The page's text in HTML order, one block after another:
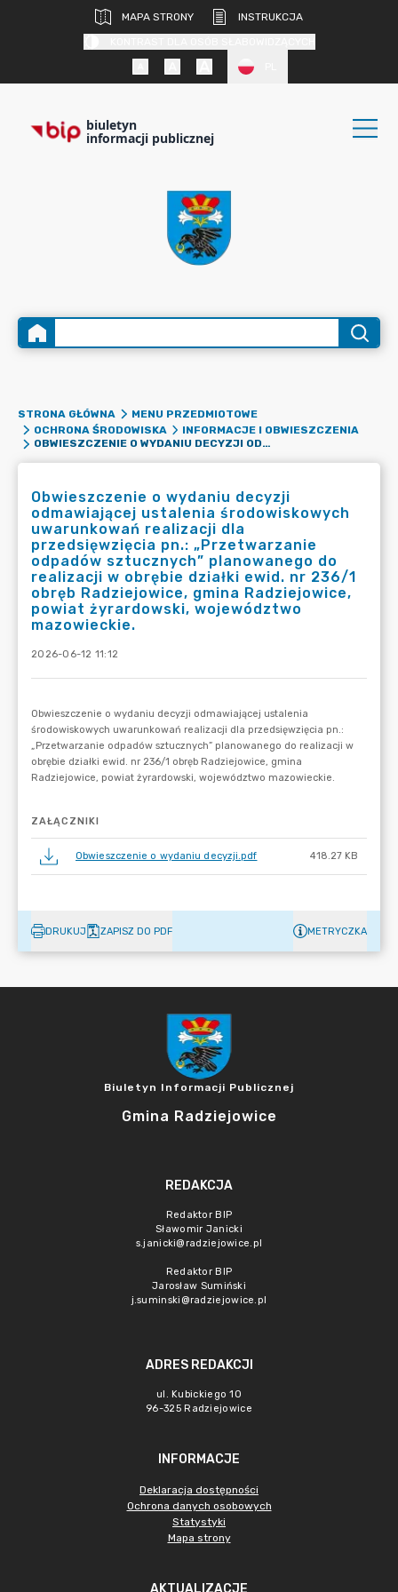
MAPA STRONY
INSTRUKCJA
biuletyn
informacji publicznej
STRONA GŁÓWNA
MENU PRZEDMIOTOWE
OCHRONA ŚRODOWISKA
INFORMACJE I OBWIESZCZENIA
OBWIESZCZENIE O WYDANIU DECYZJI ODMAWIAJĄCEJ USTALENIA ŚRODOWISKOWYCH UWARUNKOWAŃ REALIZACJI DLA PRZEDSIĘWZIĘCIA PN.: „PRZETWARZANIE ODPADÓW SZTUCZNYCH” PLANOWANEGO DO REALIZACJI W OBRĘBIE DZIAŁKI EWID. NR 236/1 OBRĘB RADZIEJOWICE, GMINA RADZIEJOWICE, POWIAT ŻYRARDOWSKI, WOJEWÓDZTWO MAZOWIECKIE.
Obwieszczenie o wydaniu decyzji
odmawiającej ustalenia środowiskowych
uwarunkowań realizacji dla
przedsięwzięcia pn.: „Przetwarzanie
odpadów sztucznych” planowanego do
realizacji w obrębie działki ewid. nr 236/1
obręb Radziejowice, gmina Radziejowice,
powiat żyrardowski, województwo
mazowieckie.
2026-06-12 11:12
ZAŁĄCZNIKI
Obwieszczenie o wydaniu decyzji.pdf 418.27 KB
DRUKUJ ZAPISZ DO PDF METRYCZKA
Biuletyn Informacji Publicznej
Gmina Radziejowice
REDAKCJA
Redaktor BIP
Sławomir Janicki
s.janicki@radziejowice.pl
Redaktor BIP
Jarosław Sumiński
j.suminski@radziejowice.pl
ADRES REDAKCJI
ul. Kubickiego 10
96-325 Radziejowice
INFORMACJE
Deklaracja dostępności
Ochrona danych osobowych
Statystyki
Mapa strony
AKTUALIZACJE